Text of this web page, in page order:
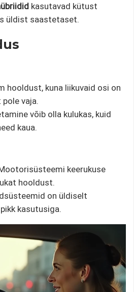
kasutavad kütust
üldist saastetaset.
hooldust, kuna liikuvaid osi on
vaja.
võib olla kulukas, kuid
kaua.
keerukuse
hooldust.
on üldiselt
kasutusiga.